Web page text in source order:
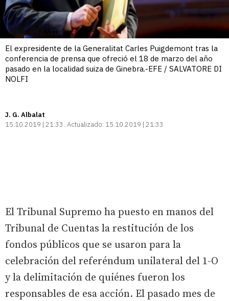
El expresidente de la Generalitat Carles Puigdemont tras la
conferencia de prensa que ofreció el 18 de marzo del año
pasado en la localidad suiza de Ginebra.-EFE / SALVATORE DI
NOLFI
J. G. Albalat
15.10.2019 | 21:33 Actualizado: 15.10.2019 | 21:33
El Tribunal Supremo ha puesto en manos del
Tribunal de Cuentas la restitución de los
fondos públicos que se usaron para la
celebración del referéndum unilateral del 1-O
y la delimitación de quiénes fueron los
responsables de esa acción. El pasado mes de